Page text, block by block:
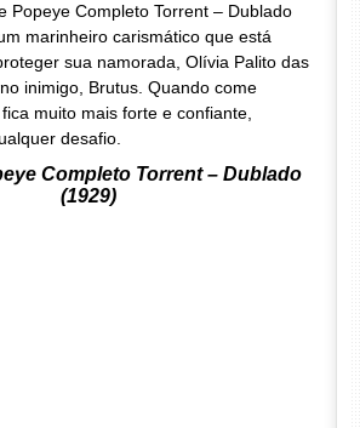
Popeye Completo Torrent – Dublado
marinheiro carismático que está
sua namorada, Olívia Palito das
inimigo, Brutus. Quando come
muito mais forte e confiante,
desafio.
Completo Torrent – Dublado
(1929)